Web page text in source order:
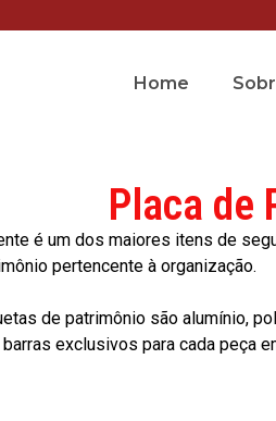
Home
Placa de
é um dos maiores itens de
pertencente à organização.
de patrimônio são alumínio,
exclusivos para cada peça